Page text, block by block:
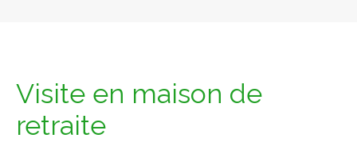
Visite en maison de
retraite